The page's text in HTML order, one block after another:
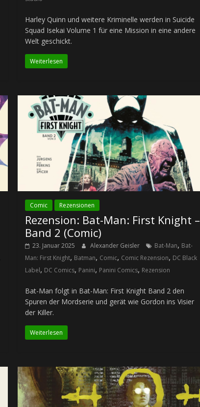
Harley Quinn und weitere Kriminelle werden in Suicide
Squad Isekai Volume 1 für eine Mission in eine andere
Welt geschickt.
Weiterlesen
Comic Rezensionen
Rezension: Bat-Man: First Knight –
Band 2 (Comic)
23. Januar 2025 Alexander Geisler Bat-Man, Bat-
Man: First Knight, Batman, Comic, Comic Rezension, DC Black
Label, DC Comics, Panini, Panini Comics, Rezension
Bat-Man folgt in Bat-Man: First Knight Band 2 den
Spuren der Mordserie und gerät wie Gordon ins Visier
der Killer.
Weiterlesen